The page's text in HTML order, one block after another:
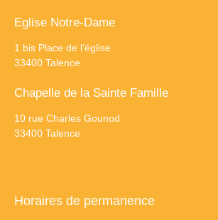
Eglise Notre-Dame
1 bis Place de l’église
33400 Talence
Chapelle de la Sainte Famille
10 rue Charles Gounod
33400 Talence
Horaires de permanence